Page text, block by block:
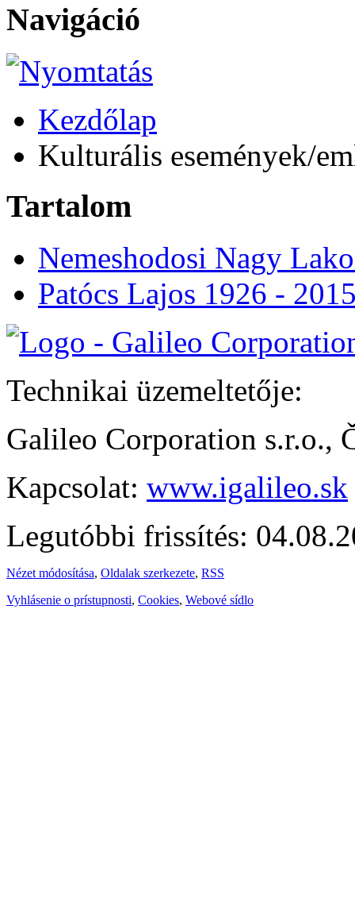
Navigáció
Kezdőlap
Kulturális események/
Tartalom
Nemeshodosi Nagy
Patócs Lajos 1926 -
Technikai üzemeltetője:
Galileo Corporation s.r.o.,
Kapcsolat: www.igalileo.sk
Legutóbbi frissítés:
Nézet módosítása, Oldalak szerkezete, RSS
Vyhlásenie o prístupnosti, Cookies, Webové sídlo